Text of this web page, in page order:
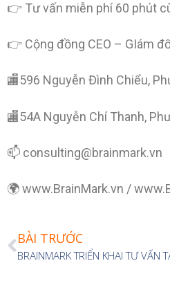
👉 Tư vấn miễn phí 60 phút
👉 Cộng đồng CEO – GIám
🏬596 Nguyễn Đình Chiểu,
🏬54A Nguyễn Chí Thanh,
📫 consulting@brainmark.vn
🌍 www.BrainMark.vn /
BÀI TRƯỚC
BRAINMARK TRIỂN KHAI TƯ VẤN